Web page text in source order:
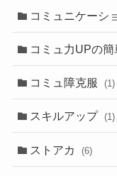
コミュニケーシ
コミュ力UPの簡
コミュ障克服 (1)
スキルアップ (1)
ストアカ (6)